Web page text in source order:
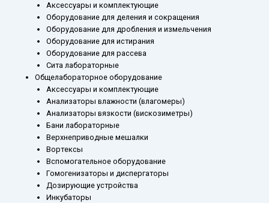
Аксессуары и комплектующие
Оборудование для деления и сокращения
Оборудование для дробления и измельчения
Оборудование для истирания
Оборудование для рассева
Сита лабораторные
Общелабораторное оборудование
Аксессуары и комплектующие
Анализаторы влажности (влагомеры)
Анализаторы вязкости (вискозиметры)
Бани лабораторные
Верхнеприводные мешалки
Вортексы
Вспомогательное оборудование
Гомогенизаторы и диспергаторы
Дозирующие устройства
Инкубаторы